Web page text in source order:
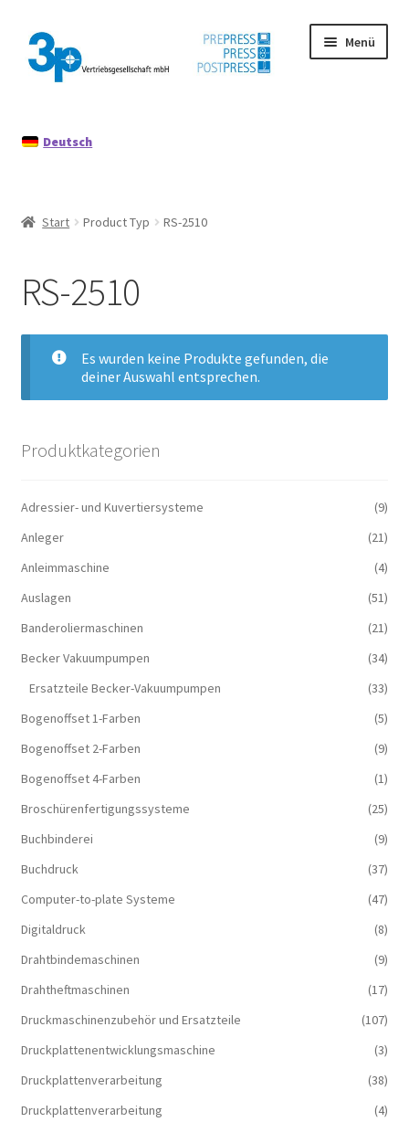
Zur
Navigation
springen
Zum
Inhalt
springen
Menü
Datenschutz
Mein Konto
Deutsch
Start Product Typ RS-2510
RS-2510
Es wurden keine Produkte gefunden, die
deiner Auswahl entsprechen.
Produktkategorien
Adressier- und Kuvertiersysteme
(9)
Anleger
(21)
Anleimmaschine
(4)
Auslagen
(51)
Banderoliermaschinen
(21)
Becker Vakuumpumpen
(34)
Ersatzteile Becker-Vakuumpumpen
(33)
Bogenoffset 1-Farben
(5)
Bogenoffset 2-Farben
(9)
Bogenoffset 4-Farben
(1)
Broschürenfertigungssysteme
(25)
Buchbinderei
(9)
Buchdruck
(37)
Computer-to-plate Systeme
(47)
Digitaldruck
(8)
Drahtbindemaschinen
(9)
Drahtheftmaschinen
(17)
Druckmaschinenzubehör und Ersatzteile
(107)
Druckplattenentwicklungsmaschine
(3)
Druckplattenverarbeitung
(38)
Druckplattenverarbeitung
(4)